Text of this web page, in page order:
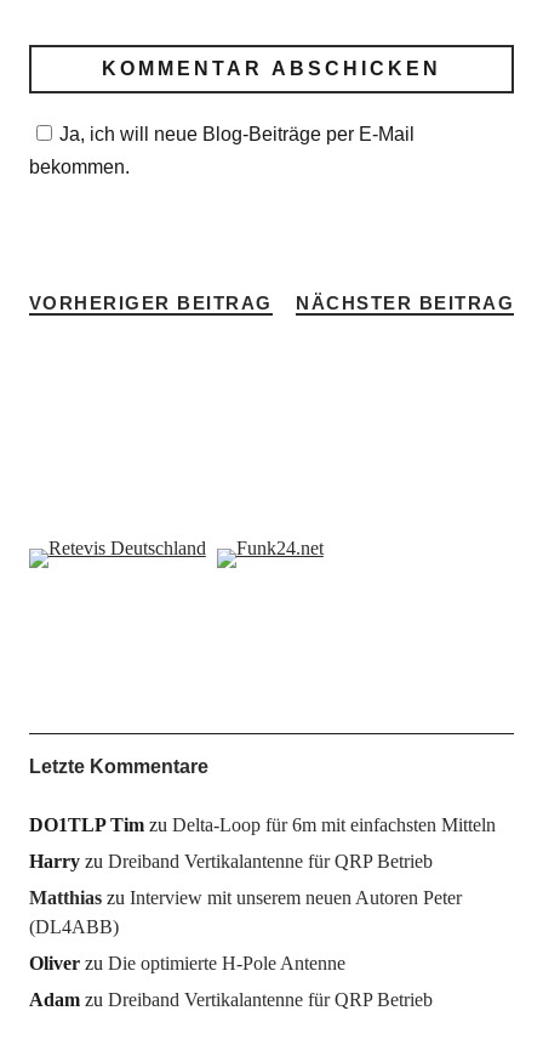
Ja, ich will neue Blog-Beiträge per E-Mail
bekommen.
VORHERIGER BEITRAG NÄCHSTER BEITRAG
Letzte Kommentare
DO1TLP Timzu Delta-Loop für 6m mit einfachsten Mitteln
Harryzu Dreiband Vertikalantenne für QRP Betrieb
Matthiaszu Interview mit unserem neuen Autoren Peter
(DL4ABB)
Oliverzu Die optimierte H-Pole Antenne
Adamzu Dreiband Vertikalantenne für QRP Betrieb